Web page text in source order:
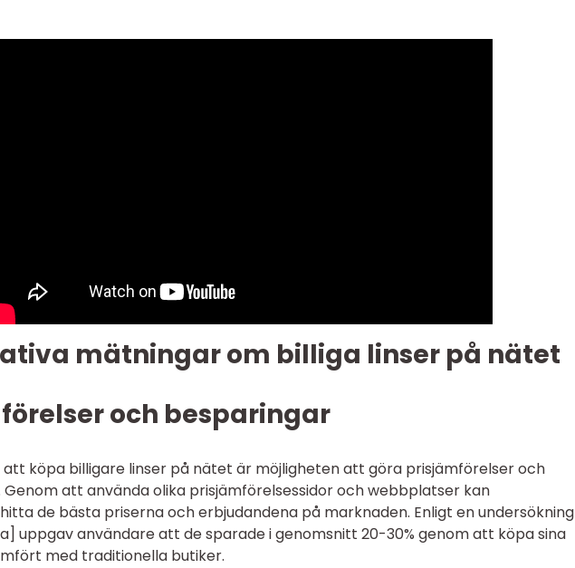
mätningar om billiga linser på nätet
och besparingar
att köpa billigare linser på nätet är möjligheten att göra prisjämförelser och
att använda olika prisjämförelsessidor och webbplatser kan
de bästa priserna och erbjudandena på marknaden. Enligt en undersökning
uppgav användare att de sparade i genomsnitt 20-30% genom att köpa sina
med traditionella butiker.